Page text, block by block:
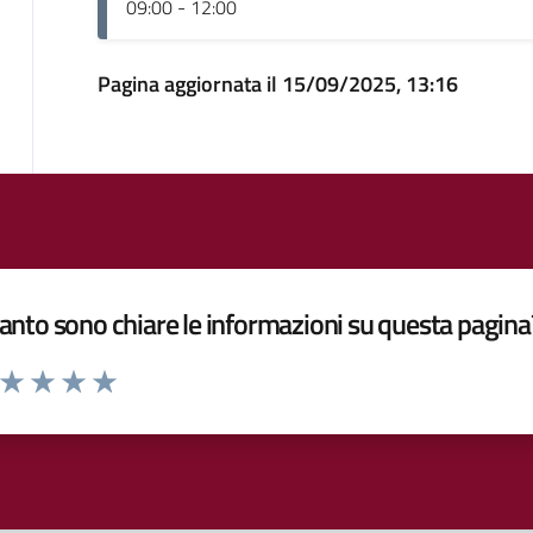
09:00 - 12:00
Pagina aggiornata il 15/09/2025, 13:16
sono chiare le informazioni su questa
da 1 a 5 stelle la pagina